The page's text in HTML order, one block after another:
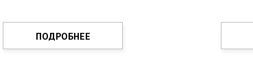
ПОДРОБНЕЕ